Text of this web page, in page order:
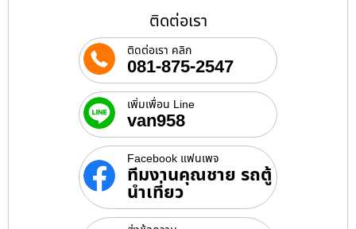
ติดต่อเรา
ติดต่อเรา คลิก
081-875-2547
เพิ่มเพื่อน Line
van958
Facebook แฟนเพจ
ทีมงานคุณชาย รถตู้
นำเที่ยว